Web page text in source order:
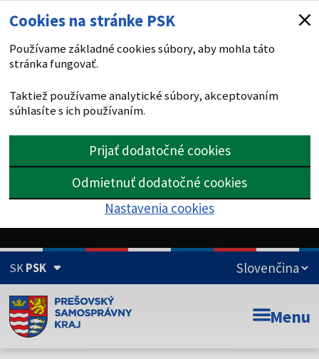
Cookies na stránke PSK
Používame základné cookies súbory, aby mohla táto
stránka fungovať.
Taktiež používame analytické súbory, akceptovaním
súhlasíte s ich používaním.
Prijať dodatočné cookies
Odmietnuť dodatočné cookies
Nastavenia cookies
SKPSK
Doména psk.sk je oficiálna
Toto je oficiálna webová stránka Prešovského
Menu